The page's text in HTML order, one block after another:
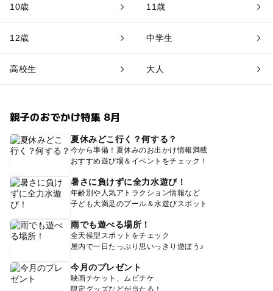
10歳 11歳
12歳 中学生
高校生 大人
親子のおでかけ特集 8月
夏休みどこ行く？何する？
今から準備！夏休みのお出かけ情報満載
おすすめ遊び場＆イベントをチェック！
暑さに負けずに全力水遊び！
年齢別や人気アトラクション情報など
子ども大満足のプール＆水遊びスポット
雨でも遊べる場所！
全天候型スポットをチェック
屋内で一日たっぷり思いっきり遊ぼう♪
今月のプレゼント
映画チケット、ムビチケ
限定グッズなどが当たる！